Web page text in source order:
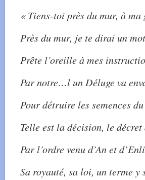
« Tiens-toi près du mur, à
Près du mur, je te dirai un
Prête l’oreille à mes
Par notre…l un Déluge va
Pour détruire les semences
Telle est la décision, le décret
Par l’ordre venu d’An et
Sa royauté, sa loi, un terme y